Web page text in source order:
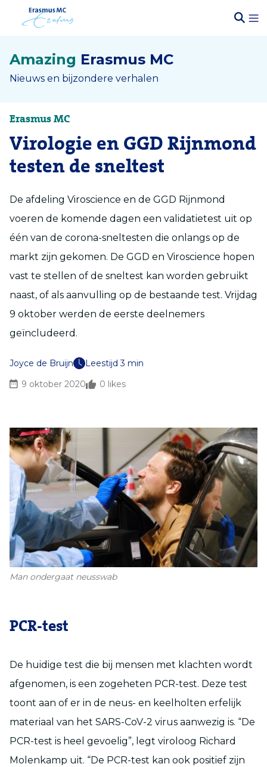
Amazing Erasmus MC
Nieuws en bijzondere verhalen
Erasmus MC
Virologie en GGD Rijnmond
testen de sneltest
De afdeling Viroscience en de GGD Rijnmond
voeren de komende dagen een validatietest uit op
één van de corona-sneltesten die onlangs op de
markt zijn gekomen. De GGD en Viroscience hopen
vast te stellen of de sneltest kan worden gebruikt
naast, of als aanvulling op de bestaande test. Vrijdag
9 oktober werden de eerste deelnemers
geïncludeerd.
Joyce de Bruijn
Leestijd 3 min
9 oktober 2020
0 likes
Man ondergaat neusswab
PCR-test
De huidige test die bij mensen met klachten wordt
afgenomen, is een zogeheten PCR-test. Deze test
toont aan of er in de neus- en keelholten erfelijk
materiaal van het SARS-CoV-2 virus aanwezig is. “De
PCR-test is heel gevoelig”, legt viroloog Richard
Molenkamp uit. “De PCR-test kan ook positief zijn